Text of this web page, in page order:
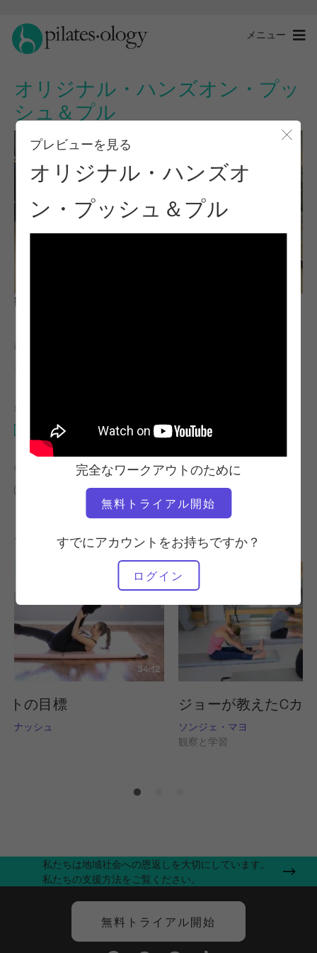
メニュー
オリジナル・ハンズオン・プッ
シュ＆プル
プレビューを見る
オリジナル・ハンズオ
ン・プッシュ＆プル
完全なワークアウトのために
無料トライアル開始
すでにアカウントをお持ちですか？
ログイン
観察と学習
教師
ジェイ・グライムス
必要な機材
マット
の類似クラスを検索
マット
その他のワークアウト
34:12
トの目標
ナッシュ
ジョーが教えたCカ
ソンジェ・マヨ
観察と学習
私たちは地域社会への恩返しを大切にしています。
私たちの支援方法をご覧ください。
無料トライアル開始